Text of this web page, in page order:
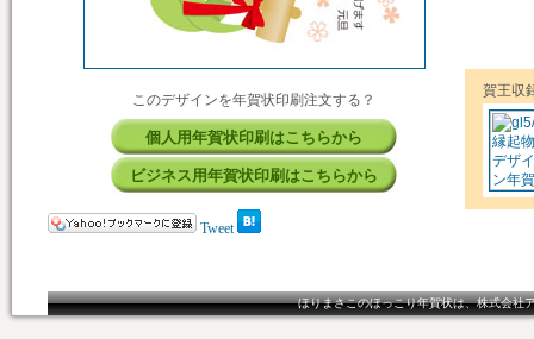
このデザインを年賀状印刷注文する？
個人用年賀状印刷はこちらから
ビジネス用年賀状印刷はこちらから
賀王収
Tweet
ほりまさこのほっこり年賀状は、株式会社